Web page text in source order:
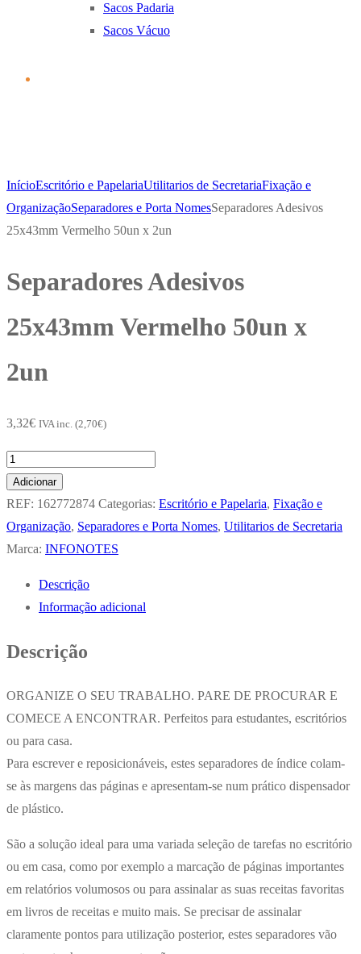
Sacos Padaria
Sacos Vácuo
InícioEscritório e PapelariaUtilitarios de SecretariaFixação e
OrganizaçãoSeparadores e Porta NomesSeparadores Adesivos
25x43mm Vermelho 50un x 2un
Separadores Adesivos
25x43mm Vermelho 50un x
2un
3,32€ IVA inc. (2,70€)
Quantidade
de
Separadores
Adesivos
25x43mm
Adicionar
REF: 162772874 Categorias: Escritório e Papelaria, Fixação e
Organização, Separadores e Porta Nomes, Utilitarios de Secretaria
Marca: INFONOTES
Descrição
Informação adicional
Descrição
ORGANIZE O SEU TRABALHO. PARE DE PROCURAR E
COMECE A ENCONTRAR. Perfeitos para estudantes, escritórios
ou para casa.
Para escrever e reposicionáveis, estes separadores de índice colam-
se às margens das páginas e apresentam-se num prático dispensador
de plástico.
São a solução ideal para uma variada seleção de tarefas no escritório
ou em casa, como por exemplo a marcação de páginas importantes
em relatórios volumosos ou para assinalar as suas receitas favoritas
em livros de receitas e muito mais. Se precisar de assinalar
claramente pontos para utilização posterior, estes separadores vão